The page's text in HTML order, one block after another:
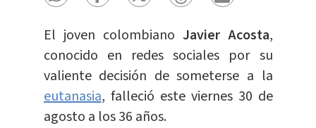
El joven colombiano Javier Acosta,
conocido en redes sociales por su
valiente decisión de someterse a la
eutanasia, falleció este viernes 30 de
agosto a los 36 años.